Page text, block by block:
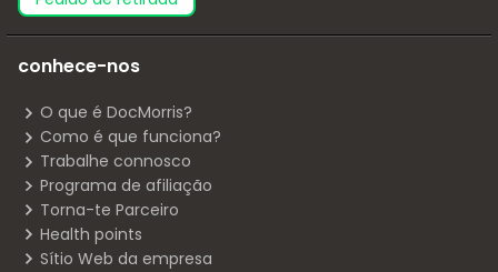
conhece-nos
O que é DocMorris?
Como é que funciona?
Trabalhe connosco
Programa de afiliação
Torna-te Parceiro
Health points
Sítio Web da empresa